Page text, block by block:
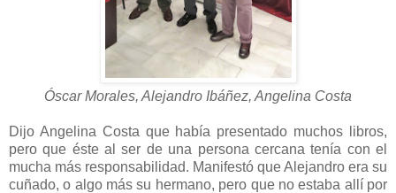
Óscar Morales, Alejandro Ibáñez, Angelina Costa
Dijo Angelina Costa que había presentado muchos libros,
pero que éste al ser de una persona cercana tenía con el
mucha más responsabilidad. Manifestó que Alejandro era su
cuñado, o algo más su hermano, pero que no estaba allí por